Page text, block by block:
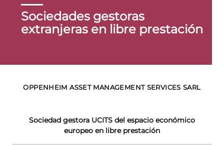
Sociedades gestoras
extranjeras en libre prestación
OPPENHEIM ASSET MANAGEMENT SERVICES SARL
Sociedad gestora UCITS del espacio económico
europeo en libre prestación